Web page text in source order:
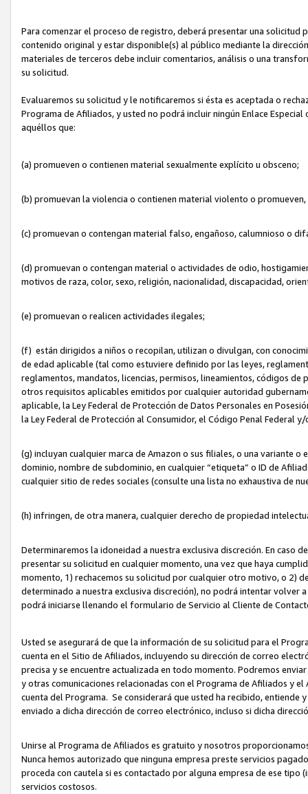
Para comenzar el proceso de registro, deberá presentar una solicitud
contenido original y estar disponible(s) al público mediante la
materiales de terceros debe incluir comentarios, análisis o una
su solicitud.
Evaluaremos su solicitud y le notificaremos si ésta es aceptada o
Programa de Afiliados, y usted no podrá incluir ningún Enlace
aquéllos que:
(a) promueven o contienen material sexualmente explícito u obsceno;
(b) promuevan la violencia o contienen material violento o
(c) promuevan o contengan material falso, engañoso, calumnioso o
(d) promuevan o contengan material o actividades de odio,
motivos de raza, color, sexo, religión, nacionalidad, discapacidad,
(e) promuevan o realicen actividades ilegales;
(f) están dirigidos a niños o recopilan, utilizan o divulgan, con
de edad aplicable (tal como estuviere definido por las leyes,
reglamentos, mandatos, licencias, permisos, lineamientos, códigos
otros requisitos aplicables emitidos por cualquier autoridad
aplicable, la Ley Federal de Protección de Datos Personales en
la Ley Federal de Protección al Consumidor, el Código Penal Federal
(g) incluyan cualquier marca de Amazon o sus filiales, o una variante
dominio, nombre de subdominio, en cualquier “etiqueta” o ID de
cualquier sitio de redes sociales (consulte una lista no exhaustiva de
(h) infringen, de otra manera, cualquier derecho de propiedad
Determinaremos la idoneidad a nuestra exclusiva discreción. En caso
presentar su solicitud en cualquier momento, una vez que haya
momento, 1) rechacemos su solicitud por cualquier otro motivo, o 2)
determinado a nuestra exclusiva discreción), no podrá intentar volver
podrá iniciarse llenando el formulario de Servicio al Cliente de
Usted se asegurará de que la información de su solicitud para el
cuenta en el Sitio de Afiliados, incluyendo su dirección de correo
precisa y se encuentre actualizada en todo momento. Podremos
y otras comunicaciones relacionadas con el Programa de Afiliados y
cuenta del Programa. Se considerará que usted ha recibido, entiende
enviado a dicha dirección de correo electrónico, incluso si dicha
Unirse al Programa de Afiliados es gratuito y nosotros
Nunca hemos autorizado que ninguna empresa preste servicios
proceda con cautela si es contactado por alguna empresa de ese
servicios costosos.